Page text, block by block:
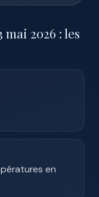
mai 2026 : les
en